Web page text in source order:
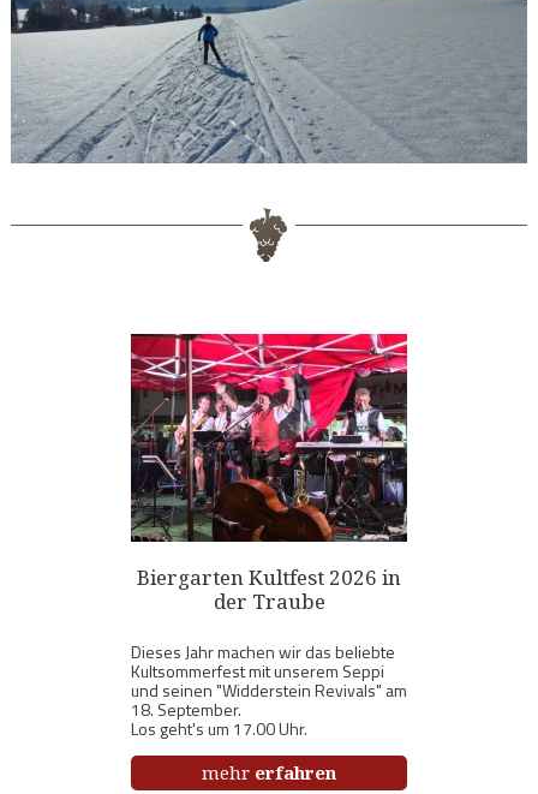
Biergarten Kultfest 2026 in
der Traube
Dieses Jahr machen wir das beliebte
Kultsommerfest mit unserem Seppi
und seinen "Widderstein Revivals" am
18. September.
Los geht's um 17.00 Uhr.
mehr erfahren